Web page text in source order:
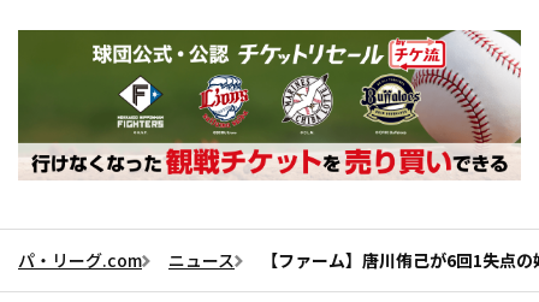
パ・リーグ.com ニュース 【ファーム】唐川侑己が6回1失点